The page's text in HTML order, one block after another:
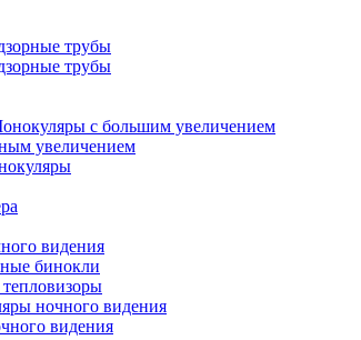
трубы
трубы
с большим увеличением
увеличением
видения
бинокли
ночного видения
видения